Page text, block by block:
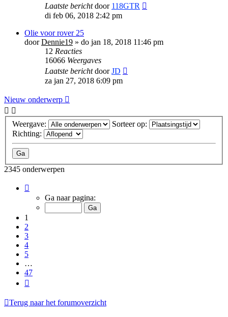
Laatste berichtdoor 118GTR
di feb 06, 2018 2:42 pm
Olie voor rover 25
doorDennie19 » do jan 18, 2018 11:46 pm
12 Reacties
16066 Weergaves
Laatste berichtdoorJD
za jan 27, 2018 6:09 pm
Nieuw onderwerp
Weergave:
Sorteer op:
Richting:
2345 onderwerpen
van
Ga naar pagina:
1
2
3
4
5
…
47
Terug naar het forumoverzicht